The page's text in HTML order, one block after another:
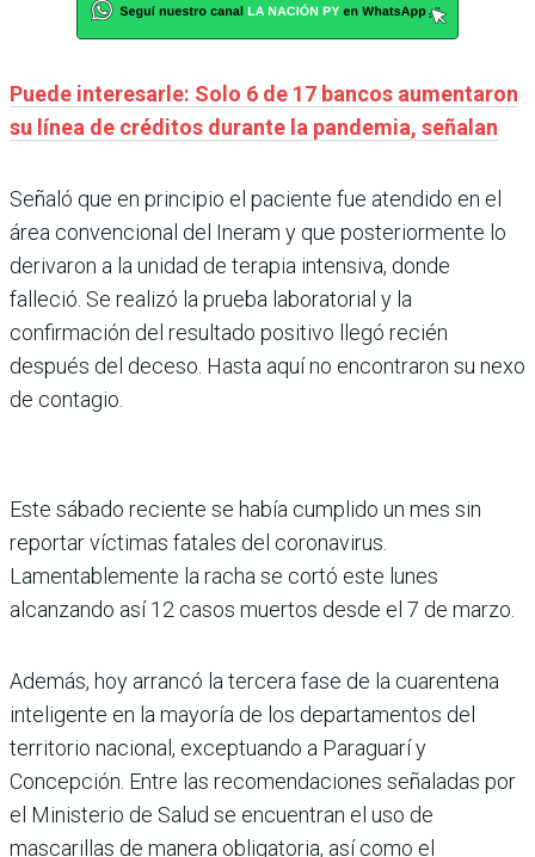
Puede interesarle: Solo 6 de 17 bancos aumentaron
su línea de créditos durante la pandemia, señalan
Señaló que en principio el paciente fue atendido en el
área convencional del Ineram y que posteriormente lo
derivaron a la unidad de terapia intensiva, donde
falleció. Se realizó la prueba laboratorial y la
confirmación del resultado positivo llegó recién
después del deceso. Hasta aquí no encontraron su nexo
de contagio.
Este sábado reciente se había cumplido un mes sin
reportar víctimas fatales del coronavirus.
Lamentablemente la racha se cortó este lunes
alcanzando así 12 casos muertos desde el 7 de marzo.
Además, hoy arrancó la tercera fase de la cuarentena
inteligente en la mayoría de los departamentos del
territorio nacional, exceptuando a Paraguarí y
Concepción. Entre las recomendaciones señaladas por
el Ministerio de Salud se encuentran el uso de
mascarillas de manera obligatoria, así como el